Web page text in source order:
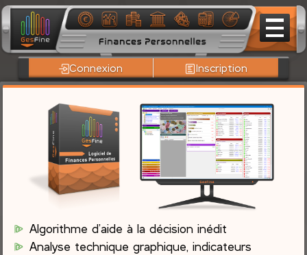
Connexion Inscription
Algorithme d’aide à la décision inédit
Analyse technique graphique, indicateurs